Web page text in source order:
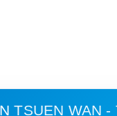
TSUEN WAN -